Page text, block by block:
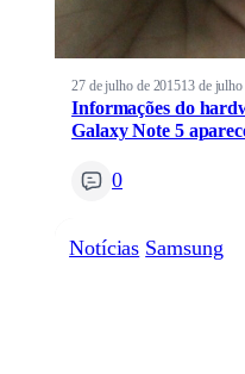
27 de julho de 201513 de
Informações do
Galaxy Note 5
0
Notícias Samsung